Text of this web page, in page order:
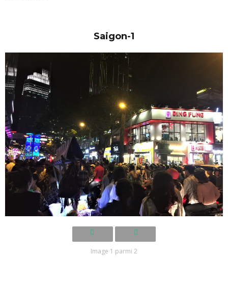
Saigon-1
Image 1 parmi 2